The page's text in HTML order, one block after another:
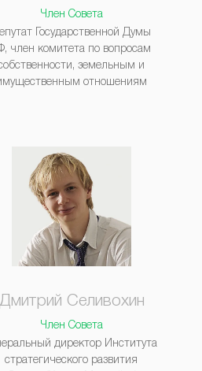
Член Совета
Государственной Думы
член комитета по вопросам
земельным и
отношениям
Дмитрий Селивохин
Член Совета
директор Института
стратегического развития